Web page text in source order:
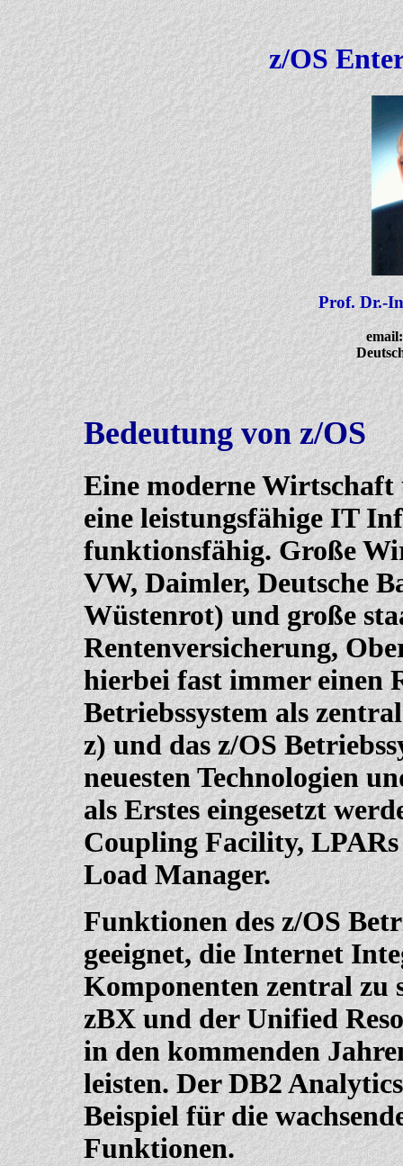
z/OS
Prof. Dr.-
Bedeutung von z/OS
Eine moderne
eine leistungsfähige IT
funktionsfähig. Große
VW, Daimler, Deutsche
Wüstenrot) und große
Rentenversicherung,
hierbei fast immer einen
Betriebssystem als
z) und das z/OS
neuesten Technologien
als Erstes eingesetzt
Coupling Facility,
Load Manager.
Funktionen des z/OS
geeignet, die Internet
Komponenten zentral zu
zBX und der Unified
in den kommenden
leisten. Der DB2
Beispiel für die
Funktionen.